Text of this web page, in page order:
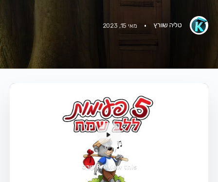
טליה שוורץ · מאי 15, 2023
Preview this קורס